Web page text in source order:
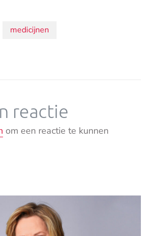
medicijnen
reactie
om een reactie te kunnen